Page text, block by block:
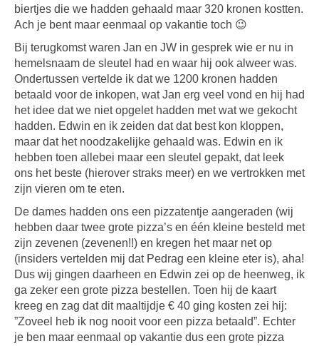
biertjes die we hadden gehaald maar 320 kronen kostten.
Ach je bent maar eenmaal op vakantie toch 😉
Bij terugkomst waren Jan en JW in gesprek wie er nu in
hemelsnaam de sleutel had en waar hij ook alweer was.
Ondertussen vertelde ik dat we 1200 kronen hadden
betaald voor de inkopen, wat Jan erg veel vond en hij had
het idee dat we niet opgelet hadden met wat we gekocht
hadden. Edwin en ik zeiden dat dat best kon kloppen,
maar dat het noodzakelijke gehaald was. Edwin en ik
hebben toen allebei maar een sleutel gepakt, dat leek
ons het beste (hierover straks meer) en we vertrokken met
zijn vieren om te eten.
De dames hadden ons een pizzatentje aangeraden (wij
hebben daar twee grote pizza’s en één kleine besteld met
zijn zevenen (zevenen!!) en kregen het maar net op
(insiders vertelden mij dat Pedrag een kleine eter is), aha!
Dus wij gingen daarheen en Edwin zei op de heenweg, ik
ga zeker een grote pizza bestellen. Toen hij de kaart
kreeg en zag dat dit maaltijdje € 40 ging kosten zei hij:
”Zoveel heb ik nog nooit voor een pizza betaald”. Echter
je ben maar eenmaal op vakantie dus een grote pizza